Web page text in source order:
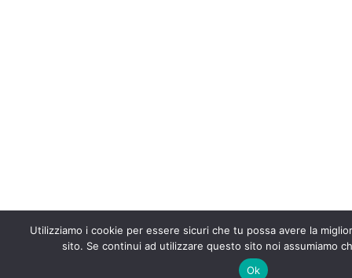
Utilizziamo i cookie per essere sicuri che tu possa avere la
sito. Se continui ad utilizzare questo sito noi assumiamo
Ok